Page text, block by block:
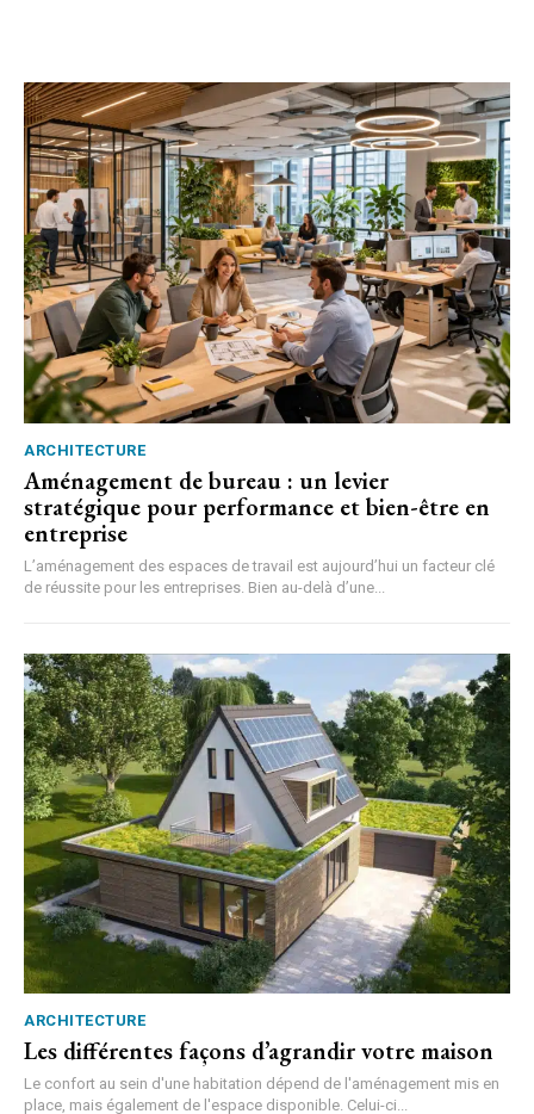
ARCHITECTURE
Aménagement de bureau : un levier
stratégique pour performance et bien-être en
entreprise
L’aménagement des espaces de travail est aujourd’hui un facteur clé
de réussite pour les entreprises. Bien au-delà d’une...
ARCHITECTURE
Les différentes façons d’agrandir votre maison
Le confort au sein d'une habitation dépend de l'aménagement mis en
place, mais également de l'espace disponible. Celui-ci...